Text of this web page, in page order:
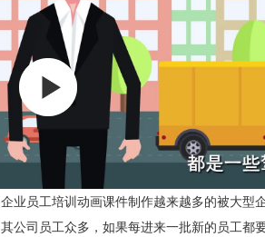
企业员工培训动画课件制作越来越多的被大型
其公司员工众多，如果每进来一批新的员工都